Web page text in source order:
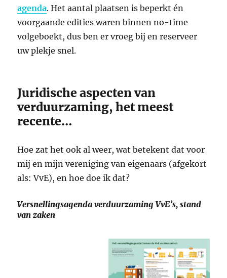
agenda. Het aantal plaatsen is beperkt én
voorgaande edities waren binnen no-time
volgeboekt, dus ben er vroeg bij en reserveer
uw plekje snel.
Juridische aspecten van
verduurzaming, het meest
recente…
Hoe zat het ook al weer, wat betekent dat voor
mij en mijn vereniging van eigenaars (afgekort
als: VvE), en hoe doe ik dat?
Versnellingsagenda verduurzaming VvE’s, stand
van zaken